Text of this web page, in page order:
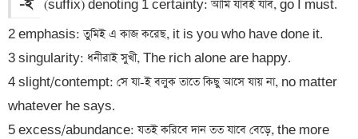
-ই
(suffix) denoting 1 certainty: আমি যাবই যাব, go I must.
2 emphasis: তুমিই এ কাজ করেছ, it is you who have done it.
3 singularity: ধনীরাই সুখী, The rich alone are happy.
4 slight/contempt: সে যা-ই বলুক তাতে কিছু আসে যায় না, no matter
whatever he says.
5 excess/abundance: যতই করিবে দান তত যাবে বেড়ে, the more